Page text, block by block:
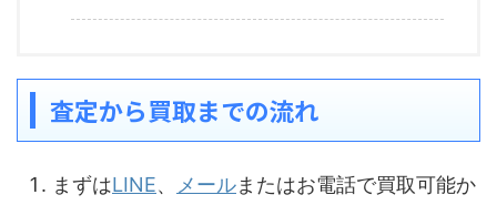
査定から買取までの流れ
まずはLINE、 メールまたはお電話で買取可能か